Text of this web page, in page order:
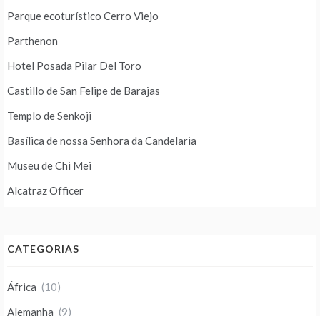
Parque ecoturístico Cerro Viejo
Parthenon
Hotel Posada Pilar Del Toro
Castillo de San Felipe de Barajas
Templo de Senkoji
Basílica de nossa Senhora da Candelaria
Museu de Chi Mei
Alcatraz Officer
CATEGORIAS
África (10)
Alemanha (9)